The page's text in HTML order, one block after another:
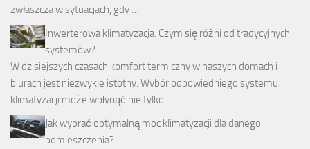
zwłaszcza w sytuacjach, gdy …
Inwerterowa klimatyzacja: Czym się różni od tradycyjnych
systemów?
W dzisiejszych czasach komfort termiczny w naszych domach i
biurach jest niezwykle istotny. Wybór odpowiedniego systemu
klimatyzacji może wpłynąć nie tylko …
Jak wybrać optymalną moc klimatyzacji dla danego
pomieszczenia?